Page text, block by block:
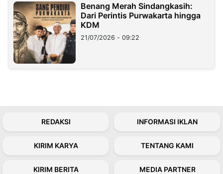
Benang Merah Sindangkasih:
Dari Perintis Purwakarta hingga
KDM
21/07/2026 - 09:22
REDAKSI INFORMASI IKLAN
KIRIM KARYA TENTANG KAMI
KIRIM BERITA MEDIA PARTNER